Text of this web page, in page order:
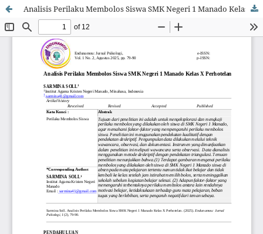
Analisis Perilaku Membolos Siswa SMK Negeri 1 Manado Kelas X Perhotelan